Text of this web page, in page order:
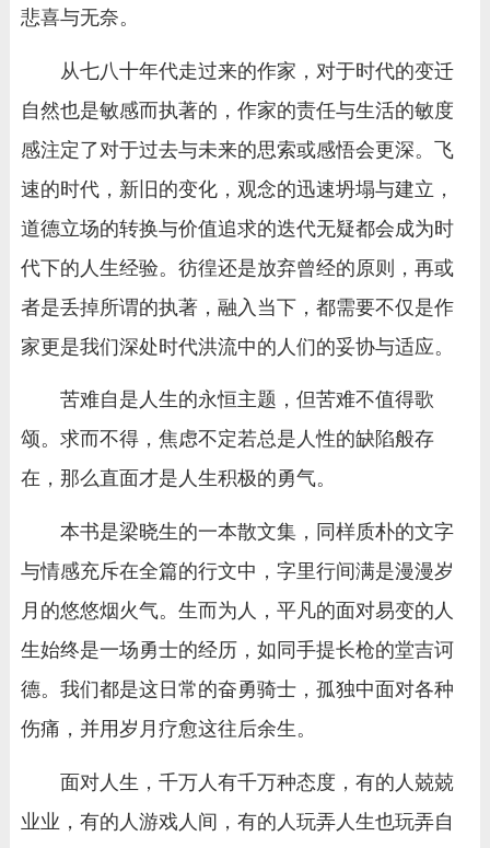
悲喜与无奈。
从七八十年代走过来的作家，对于时代的变迁
自然也是敏感而执著的，作家的责任与生活的敏度
感注定了对于过去与未来的思索或感悟会更深。飞
速的时代，新旧的变化，观念的迅速坍塌与建立，
道德立场的转换与价值追求的迭代无疑都会成为时
代下的人生经验。彷徨还是放弃曾经的原则，再或
者是丢掉所谓的执著，融入当下，都需要不仅是作
家更是我们深处时代洪流中的人们的妥协与适应。
苦难自是人生的永恒主题，但苦难不值得歌
颂。求而不得，焦虑不定若总是人性的缺陷般存
在，那么直面才是人生积极的勇气。
本书是梁晓生的一本散文集，同样质朴的文字
与情感充斥在全篇的行文中，字里行间满是漫漫岁
月的悠悠烟火气。生而为人，平凡的面对易变的人
生始终是一场勇士的经历，如同手提长枪的堂吉诃
德。我们都是这日常的奋勇骑士，孤独中面对各种
伤痛，并用岁月疗愈这往后余生。
面对人生，千万人有千万种态度，有的人兢兢
业业，有的人游戏人间，有的人玩弄人生也玩弄自